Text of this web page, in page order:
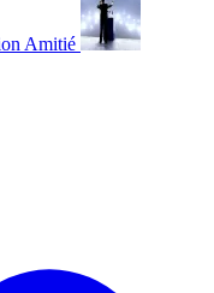
Amitié